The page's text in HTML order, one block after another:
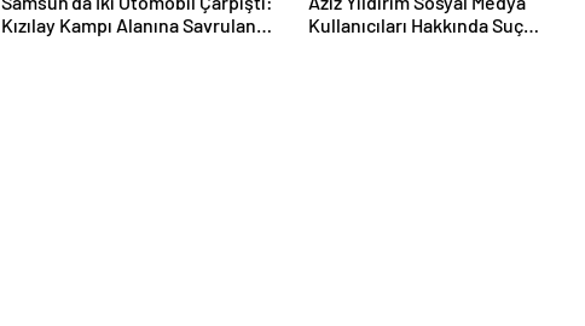
Kızılay Kampı Alanına Savrulan
Kullanıcıları Hakkında Suç